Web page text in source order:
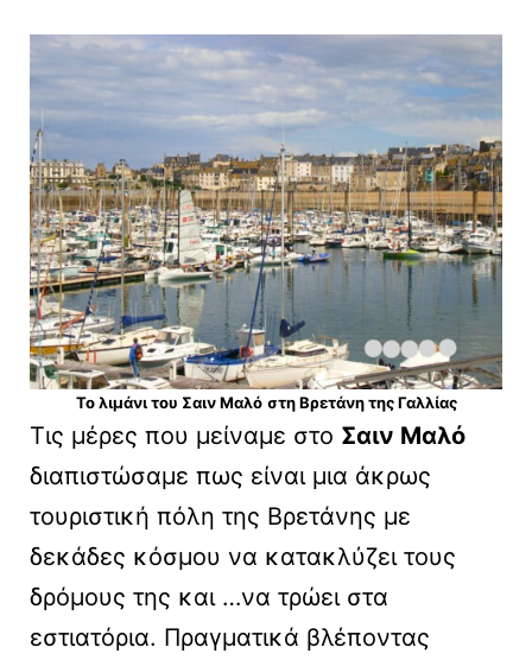
Το λιμάνι του Σαιν Μαλό στη Βρετάνη της Γαλλίας
Τις μέρες που μείναμε στο Σαιν Μαλό
διαπιστώσαμε πως είναι μια άκρως
τουριστική πόλη της Βρετάνης με
δεκάδες κόσμου να κατακλύζει τους
δρόμους της και …να τρώει στα
εστιατόρια. Πραγματικά βλέποντας